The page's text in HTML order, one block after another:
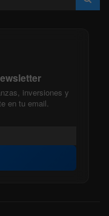
inversiones y
en tu email.